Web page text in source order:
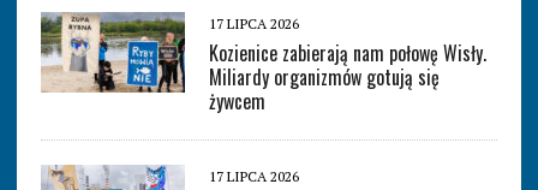
17 LIPCA 2026
Kozienice zabierają nam połowę Wisły.
Miliardy organizmów gotują się
żywcem
17 LIPCA 2026